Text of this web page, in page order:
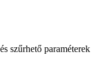
szűrhető paraméterek